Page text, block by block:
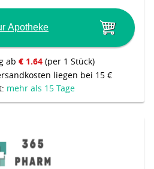
Apotheke
ab € 1.64 (per 1 Stück)
liegen bei 15 €
mehr als 15 Tage